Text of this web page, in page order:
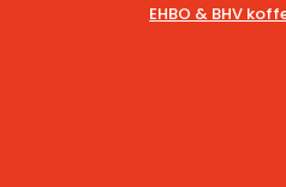
EHBO & BHV